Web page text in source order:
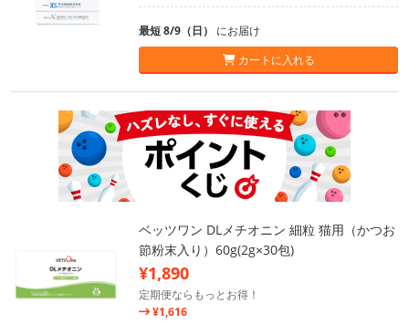
最短 8/9（日） にお届け
カートに入れる
ベッツワン DLメチオニン 細粒 猫用（かつお
節粉末入り）60g(2g×30包)
¥1,890
定期便ならもっとお得！
¥1,616